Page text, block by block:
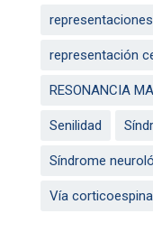
representación
RESONANCIA
Senilidad
Síndrome
Vía